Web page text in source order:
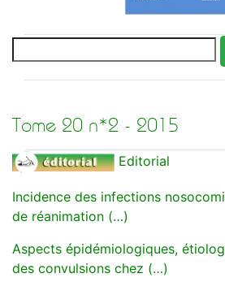
Tome 20 n*2 - 2015
Editorial
Incidence des infections
de réanimation (…)
Aspects épidémiologiques,
des convulsions chez (…)